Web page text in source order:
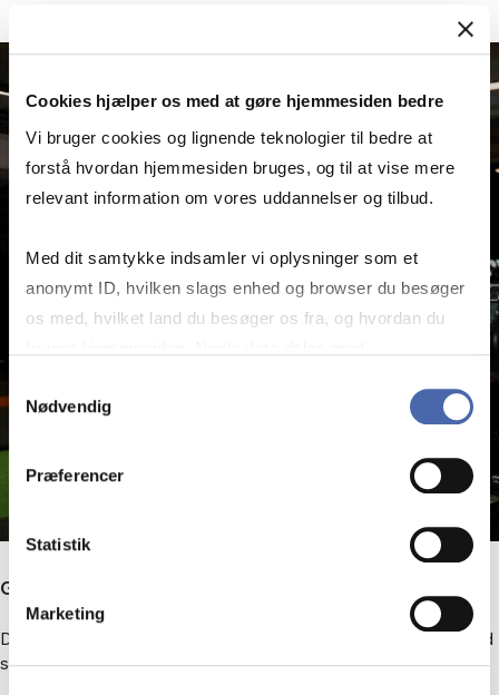
Cookies hjælper os med at gøre hjemmesiden bedre
Vi bruger cookies og lignende teknologier til bedre at
forstå hvordan hjemmesiden bruges, og til at vise mere
relevant information om vores uddannelser og tilbud.
Med dit samtykke indsamler vi oplysninger som et
anonymt ID, hvilken slags enhed og browser du besøger
os med, hvilket land du besøger os fra, og hvordan du
markedsføring. Du bestemmer selv - og kan altid trække
Nødvendig
Præferencer
Statistik
Marketing
Globalt perspektiv
Du lærer at identificere, forstå og styre de risici, din virksomhed
står over for, når den opererer på flere markeder.